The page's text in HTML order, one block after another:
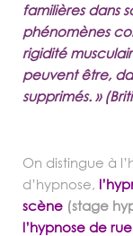
familières dans
phénomènes
rigidité
peuvent être,
supprimés. »
On distingue à
d’hypnose,
scène (stage
l’hypnose de rue